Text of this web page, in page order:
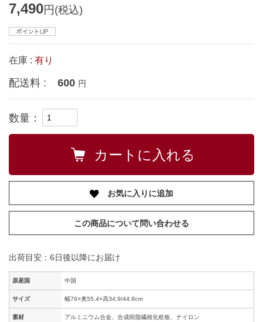
7,490円 (税込)
在庫 : 有り
配送料 : 600 円
数量：
お気に入りに追加
この商品について問い合わせる
出荷目安：6日後以降にお届け
原産国 中国
サイズ 幅76×奥55.4×高34.9/44.8cm
素材 アルミニウム合金、合成樹脂繊維化粧板、ナイロン